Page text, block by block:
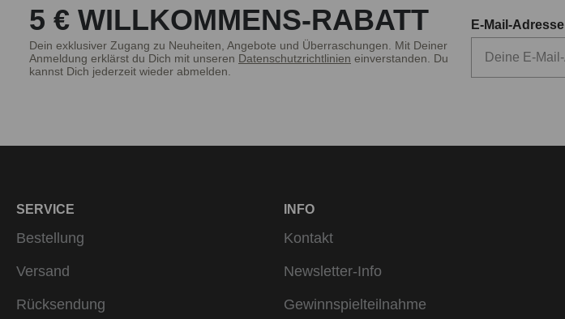
5 € WILLKOMMENS-RABATT
Dein exklusiver Zugang zu Neuheiten, Angebote und Überraschungen. Mit Deiner
Anmeldung erklärst du Dich mit unseren Datenschutzrichtlinien einverstanden. Du
kannst Dich jederzeit wieder abmelden.
E-Mail-Adresse
SERVICE
Bestellung
Versand
Rücksendung
INFO
Kontakt
Newsletter-Info
Gewinnspielteilnahme